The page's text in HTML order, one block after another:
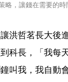
略，讓錢在需要的時
洪哲茗長大後
科長，「我每
叫我，我自動